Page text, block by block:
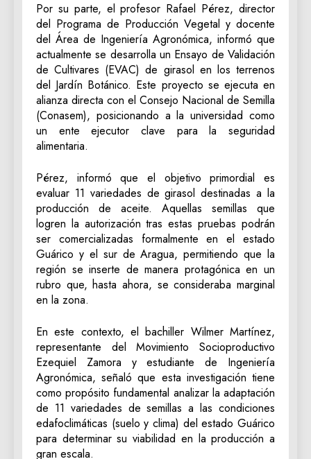
Por su parte, el profesor Rafael Pérez, director
del Programa de Producción Vegetal y docente
del Área de Ingeniería Agronómica, informó que
actualmente se desarrolla un Ensayo de Validación
de Cultivares (EVAC) de girasol en los terrenos
del Jardín Botánico. Este proyecto se ejecuta en
alianza directa con el Consejo Nacional de Semilla
(Conasem), posicionando a la universidad como
un ente ejecutor clave para la seguridad
alimentaria.
​Pérez, informó que el objetivo primordial es
evaluar 11 variedades de girasol destinadas a la
producción de aceite. Aquellas semillas que
logren la autorización tras estas pruebas podrán
ser comercializadas formalmente en el estado
Guárico y el sur de Aragua, permitiendo que la
región se inserte de manera protagónica en un
rubro que, hasta ahora, se consideraba marginal
en la zona.
En este contexto, el bachiller Wilmer Martínez,
representante del Movimiento Socioproductivo
Ezequiel Zamora y estudiante de Ingeniería
Agronómica, señaló que esta investigación tiene
como propósito fundamental analizar la adaptación
de 11 variedades de semillas a las condiciones
edafoclimáticas (suelo y clima) del estado Guárico
para determinar su viabilidad en la producción a
gran escala.